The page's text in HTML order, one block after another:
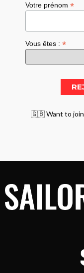
Votre prénom*
Vous êtes :*
🇬🇧 Want to join